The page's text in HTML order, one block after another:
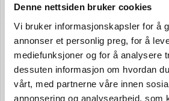
Denne nettsiden bruker cookies
Vi bruker informasjonskapsler for å
annonser et personlig preg, for å
mediefunksjoner og for å analysere
dessuten informasjon om hvordan
vårt, med partnerne våre innen
annonsering og analysearbeid, som
Verktøy4u.no
Kundeservice
Informasjon